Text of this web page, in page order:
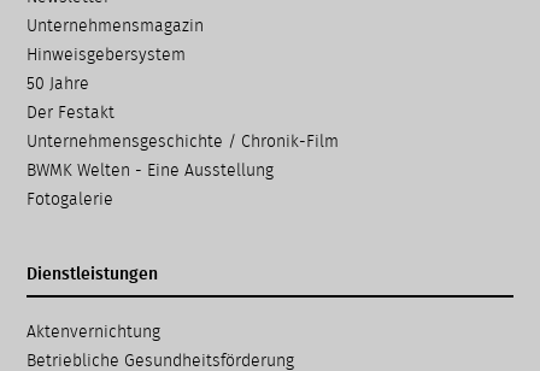
Unternehmensmagazin
Hinweisgebersystem
50 Jahre
Der Festakt
Unternehmensgeschichte / Chronik-Film
BWMK Welten - Eine Ausstellung
Fotogalerie
Dienstleistungen
Navigation
überspringen
Aktenvernichtung
Betriebliche Gesundheits­förderung